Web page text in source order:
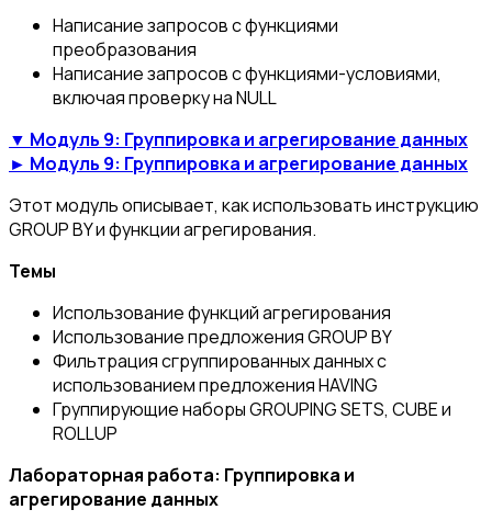
Написание запросов с функциями
преобразования
Написание запросов с функциями-условиями,
включая проверку на NULL
▼ Модуль 9: Группировка и агрегирование данных
► Модуль 9: Группировка и агрегирование данных
Этот модуль описывает, как использовать инструкцию
GROUP BY и функции агрегирования.
Темы
Использование функций агрегирования
Использование предложения GROUP BY
Фильтрация сгруппированных данных с
использованием предложения HAVING
Группирующие наборы GROUPING SETS, CUBE и
ROLLUP
Лабораторная работа: Группировка и
агрегирование данных